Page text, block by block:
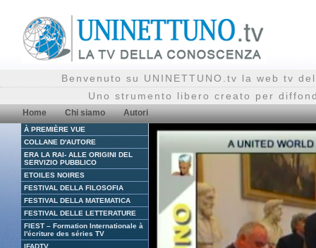
Benvenuto su UNINETTUNO.tv la web tv
Uno strumento libero creato per
Home Chi siamo Autori
À PREMIÈRE VUE
COLLANE D'AUTORE
ERA LA RAI- ALLE ORIGINI DEL
SERVIZIO PUBBLICO
ETOILES NOIRES
FESTIVAL DELLA FILOSOFIA
FESTIVAL DELLA MATEMATICA
FESTIVAL DELLE LETTERATURE
FIEST – Formation Internationale à
l'écriture des séries TV
IFADTV